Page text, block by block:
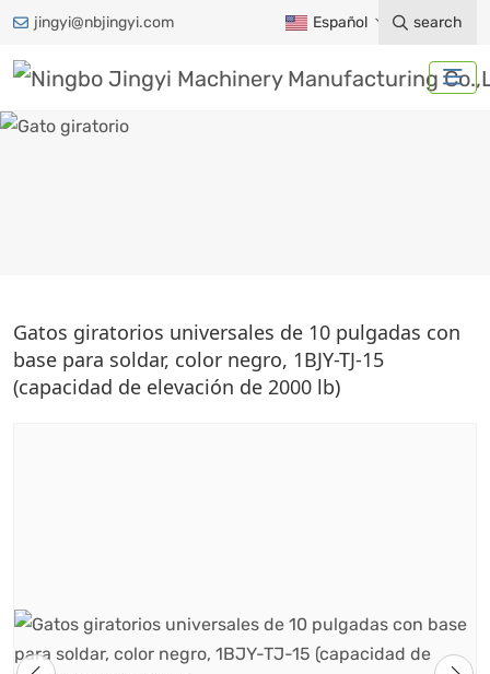
jingyi@nbjingyi.com Español search
GATO GIRATORIO
Hogar Productos
Accesorios para remolques
Gato de remolque
Gato giratorio
Gatos giratorios universales de 10 pulgadas con
base para soldar, color negro, 1BJY-TJ-15
(capacidad de elevación de 2000 lb)